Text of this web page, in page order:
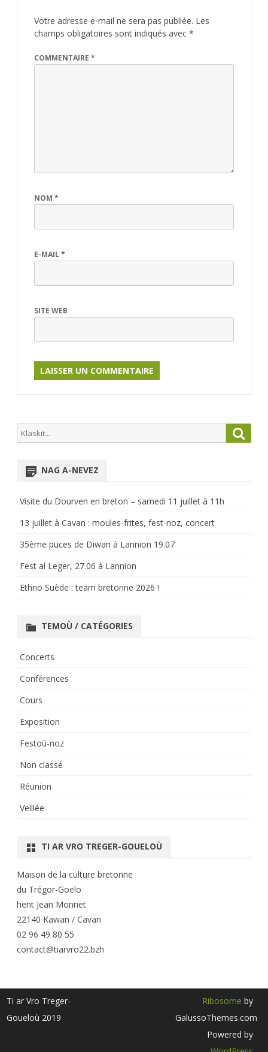
Votre adresse e-mail ne sera pas publiée. Les
champs obligatoires sont indiqués avec *
COMMENTAIRE *
NOM *
E-MAIL*
SITE WEB
Search
for:
NAG A-NEVEZ
Visite du Dourven en breton – samedi 11 juillet à 11h
13 juillet à Cavan : moules-frites, fest-noz, concert
35ème puces de Diwan à Lannion 19.07
Fest al Leger, 27.06 à Lannion
Ethno Suède : team bretonne 2026 !
TEMOÙ / CATÉGORIES
Concerts
Conférences
Cours
Exposition
Festoù-noz
Non classé
Réunion
Veillée
TI AR VRO TREGER-GOUELOÙ
Maison de la culture bretonne
du Trégor-Goëlo
hent Jean Monnet
22140 Kawan / Cavan
02 96 49 80 55
contact@tiarvro22.bzh
Ti ar Vro Treger-
Goueloù 2019
Ribosome by
GalussoThemes.com
Powered by